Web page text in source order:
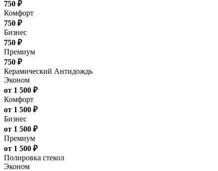
750 ₽
Комфорт
750 ₽
Бизнес
750 ₽
Премиум
750 ₽
Керамический Антидождь
Эконом
от 1 500 ₽
Комфорт
от 1 500 ₽
Бизнес
от 1 500 ₽
Премиум
от 1 500 ₽
Полировка стекол
Эконом